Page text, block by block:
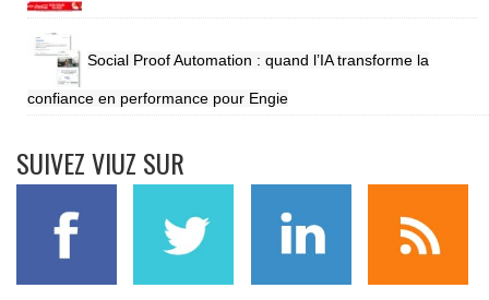
Social Proof Automation : quand l’IA transforme la
confiance en performance pour Engie
SUIVEZ VIUZ SUR